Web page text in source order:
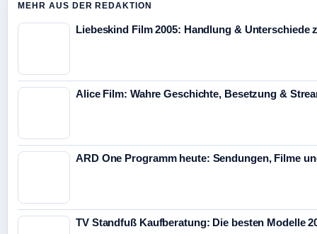
MEHR AUS DER REDAKTION
Liebeskind Film 2005: Handlung & Unterschiede
Alice Film: Wahre Geschichte, Besetzung &
ARD One Programm heute: Sendungen, Filme
TV Standfuß Kaufberatung: Die besten Modelle